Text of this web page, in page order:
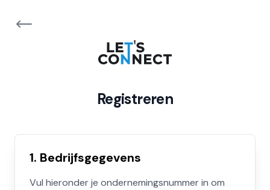
Registreren
1. Bedrijfsgegevens
Vul hieronder je ondernemingsnummer in om